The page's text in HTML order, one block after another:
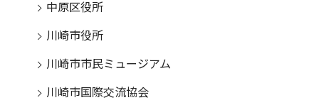
中原区役所
川崎市役所
川崎市市民ミュージアム
川崎市国際交流協会